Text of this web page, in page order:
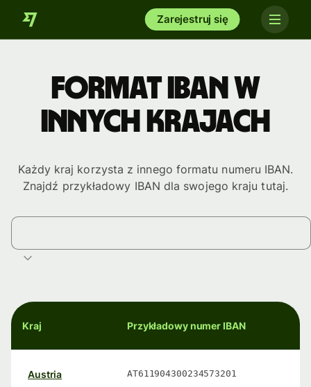
Zarejestruj się
Format IBAN w
innych krajach
Każdy kraj korzysta z innego formatu numeru IBAN.
Znajdź przykładowy IBAN dla swojego kraju tutaj.
Kraj Przykładowy numer IBAN
Austria AT611904300234573201